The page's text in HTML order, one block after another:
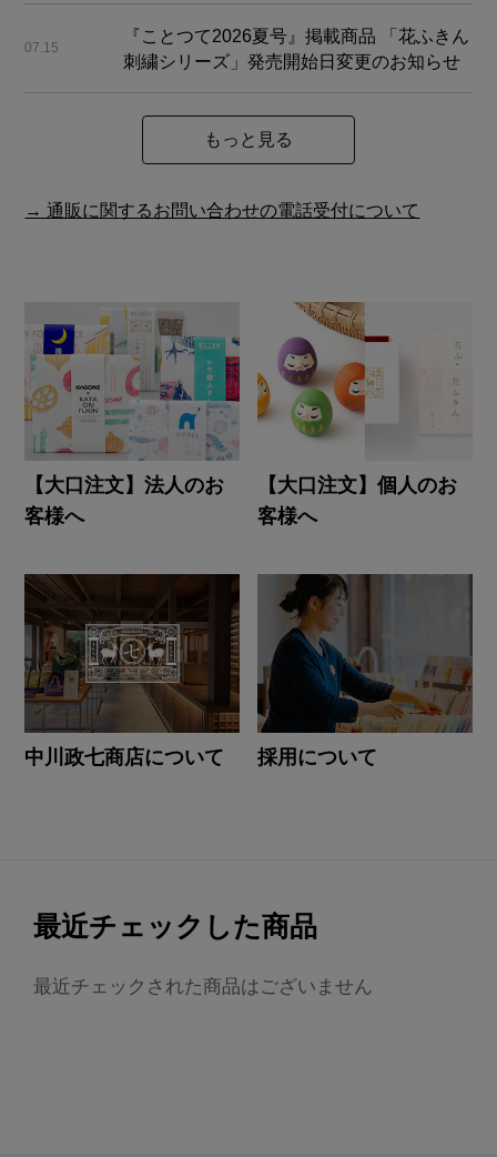
07.15
『ことつて2026夏号』掲載商品 「花ふきん
刺繍シリーズ」発売開始日変更のお知らせ
もっと見る
→ 通販に関するお問い合わせの電話受付について
【大口注文】法人のお
客様へ
【大口注文】個人のお
客様へ
中川政七商店について 採用について
最近チェックした商品
最近チェックされた商品はございません